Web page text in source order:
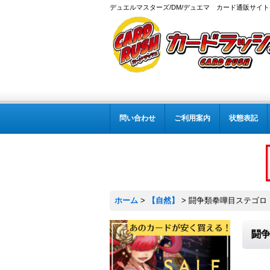
デュエルマスターズ/DM/デュエマ カード通販サイト
問い合わせ ご利用案内 状態表記
ホーム > 【自然】 > 闘争類拳嘩目ステゴ
闘